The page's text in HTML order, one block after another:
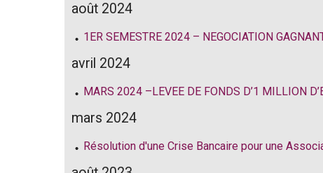
août 2024
1ER SEMESTRE 2024 – NEGOCIATION
avril 2024
MARS 2024 –LEVEE DE FONDS D’1 MILLION
mars 2024
Résolution d'une Crise Bancaire pour une